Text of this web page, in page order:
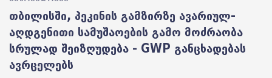
თბილისში, პეკინის გამზირზე ავარიულ-
აღდგენითი სამუშაოების გამო მოძრაობა
სრულად შეიზღუდება - GWP განცხადებას
ავრცელებს